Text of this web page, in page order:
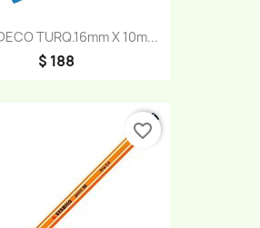
TURQ.16mm X 10m...
$ 188
favorite_border